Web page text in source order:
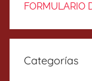
FORMULARIO
Categorías